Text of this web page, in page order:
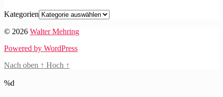
Kategorien
© 2026 Walter Mehring
Powered by WordPress
Nach oben ↑ Hoch ↑
%d